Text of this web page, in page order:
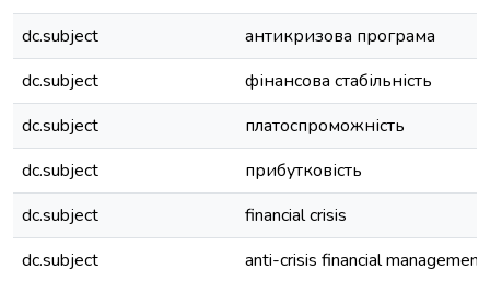
dc.subject
антикризова програма
dc.subject
фінансова стабільність
dc.subject
платоспроможність
dc.subject
прибутковість
dc.subject
financial crisis
dc.subject
anti-crisis financial management